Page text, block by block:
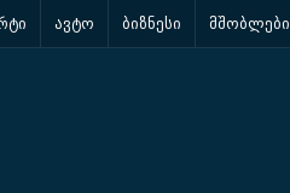
ავტო ბიზნესი მშობლები